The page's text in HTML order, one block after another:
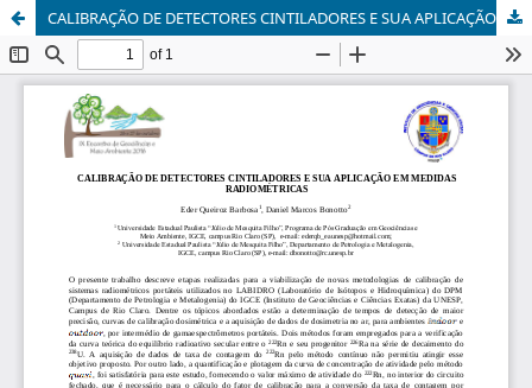
CALIBRAÇÃO DE DETECTORES CINTILADORES E SUA APLICAÇÃO EM MEDIDAS RADIOMÉTRICAS